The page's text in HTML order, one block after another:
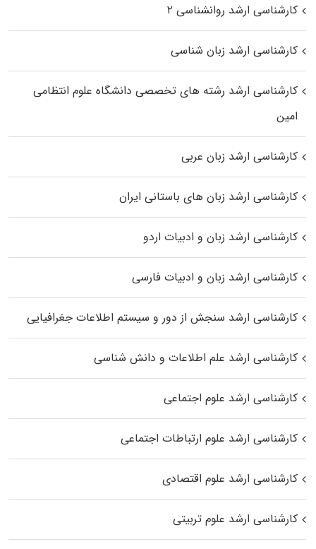
کارشناسی ارشد روانشناسی ۲
کارشناسی ارشد زبان شناسی
کارشناسی ارشد رﺷﺘﻪ ﻫﺎی تخصصی داﻧﺸﮕﺎه ﻋﻠﻮم انتظامی
اﻣﻴﻦ
کارشناسی ارشد زبان عربی
کارشناسی ارشد زبان‌ های باستانی ایران
کارشناسی ارشد زبان و ادبیات اردو
کارشناسی ارشد زبان و ادبیات فارسی
کارشناسی ارشد سنجش از دور و سیستم اطلاعات جغرافیایی
کارشناسی ارشد علم اطلاعات و دانش شناسی
کارشناسی ارشد علوم اجتماعی
کارشناسی ارشد علوم ارتباطات اجتماعی
کارشناسی ارشد علوم اقتصادی
کارشناسی ارشد علوم تربیتی